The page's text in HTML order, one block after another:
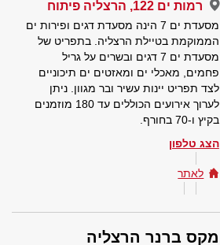
רמות ים 122, הרצליה פיתוח
מסעדת ים 7 הינה מסעדת דגים ופירות ים
הממוקמת בטיילת הרצליה. בתפריט של
מסעדת ים 7 דגים ובשרים על גריל
פחמים, מאכלי ים ומאזטים ים תיכוניים
לצד תפריט יינות עשיר ובר מגוון. ניתן
לערוך אירועים הכוללים עד 180 מוזמנים
בקיץ ו-70 בחורף.
הצג טלפון
לאתר
מקס ברנר הרצליה